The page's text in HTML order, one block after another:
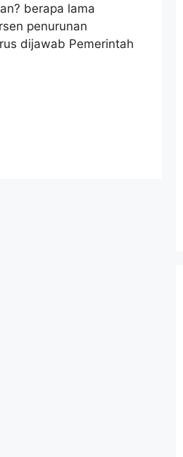
berapa lama
penurunan
dijawab Pemerintah